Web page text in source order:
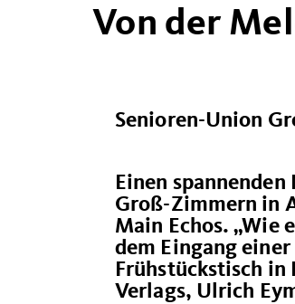
Von der
Senioren-Union
Einen
Groß-Zimmern in
Main Echos. „Wie
dem Eingang
Frühstückstisch in
Verlags, Ulrich